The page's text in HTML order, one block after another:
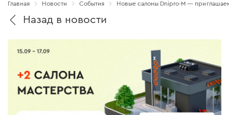
Главная Новости Cобытия Новые салоны Dnipro-M —
Назад в новости